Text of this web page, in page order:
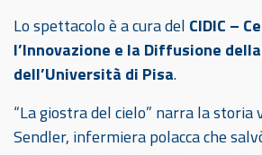
Lo spettacolo è a cura del CIDIC –
l’Innovazione e la Diffusione
dell’Università di Pisa.
“La giostra del cielo” narra la storia
Sendler, infermiera polacca che